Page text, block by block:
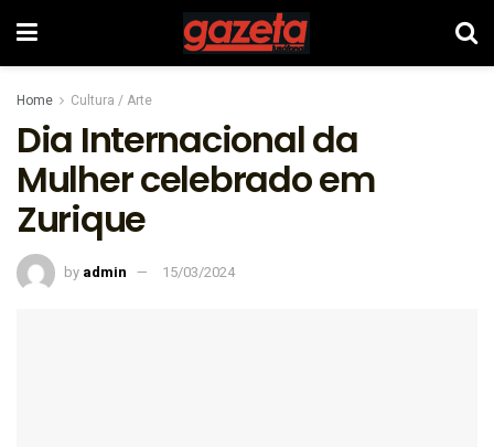
Home Cultura / Arte
Dia Internacional da
Mulher celebrado em
Zurique
by admin 15/03/2024